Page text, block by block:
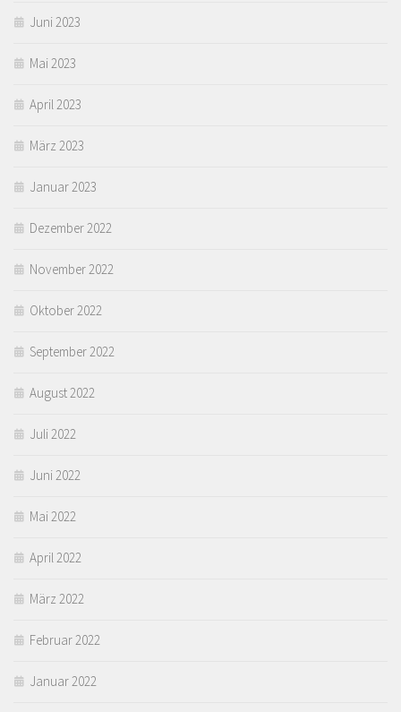
Juni 2023
Mai 2023
April 2023
März 2023
Januar 2023
Dezember 2022
November 2022
Oktober 2022
September 2022
August 2022
Juli 2022
Juni 2022
Mai 2022
April 2022
März 2022
Februar 2022
Januar 2022